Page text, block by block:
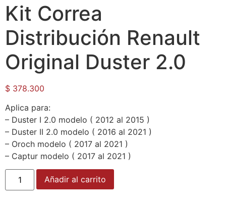
Kit Correa
Distribución Renault
Original Duster 2.0
$ 378.300
Aplica para:
– Duster I 2.0 modelo ( 2012 al 2015 )
– Duster II 2.0 modelo ( 2016 al 2021 )
– Oroch modelo ( 2017 al 2021 )
– Captur modelo ( 2017 al 2021 )
Añadir al carrito